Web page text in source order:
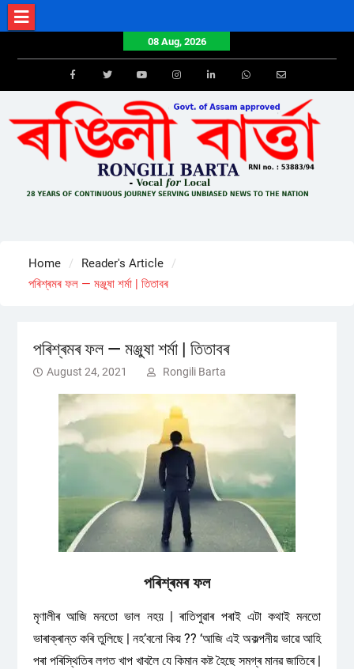
Skip
to
08 Aug, 2026
FacebookTwitterYoutube Email
Home
Reader's Article
পৰিশ্ৰমৰ ফল — মঞ্জুষা শৰ্মা | তিতাবৰ
পৰিশ্ৰমৰ ফল — মঞ্জুষা শৰ্মা | তিতাবৰ
August 24, 2021 Rongili Barta
পৰিশ্ৰমৰ ফল
মৃণালীৰ আজি মনতো ভাল নহয় | ৰাতিপুৱাৰ পৰাই এটা কথাই মনতো
ভাৰাক্ৰান্ত কৰি তুলিছে | নহ’বনো কিয় ?? ‘আজি এই অকল্পনীয় ভাৱে আহি
পৰা পৰিস্থিতিৰ লগত খাপ খাবলৈ যে কিমান কষ্ট হৈছে সমগ্ৰ মানৱ জাতিৰে |